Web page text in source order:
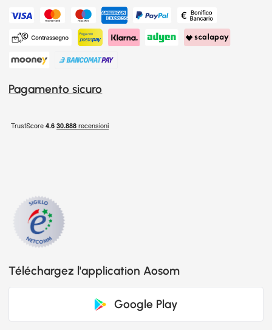
Pagamento sicuro
Téléchargez l'application Aosom
Google Play